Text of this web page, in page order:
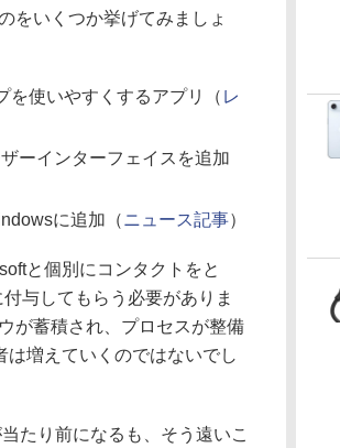
をいくつか挙げてみましょ
を使いやすくするアプリ（ レ
ーインターフェイスを追加
に追加（ニュース記事）
と個別にコンタクトをと
与してもらう必要がありま
が蓄積され、プロセスが整備
は増えていくのではないでし
たり前になるも、そう遠いこ